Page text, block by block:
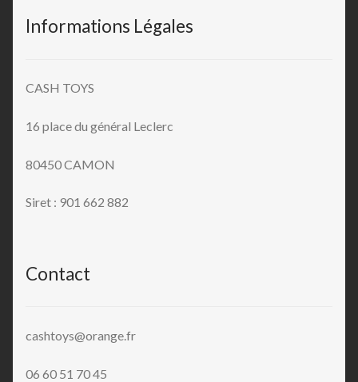
Informations Légales
CASH TOYS
16 place du général Leclerc
80450 CAMON
Siret : 901 662 882
Contact
cashtoys@orange.fr
06 60 51 70 45